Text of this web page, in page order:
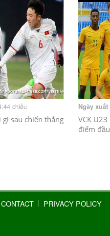
chiều
sau chiến thắng
Ngày xuất
VCK
điểm
CONTACT PRIVACY POLICY